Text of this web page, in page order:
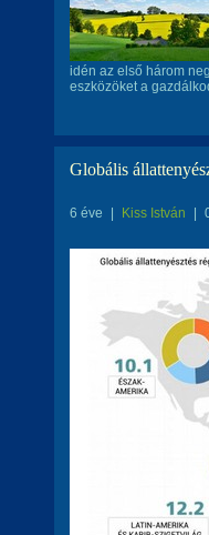
idén az első három
eszközöket a
Globális
6 éve Kiss István